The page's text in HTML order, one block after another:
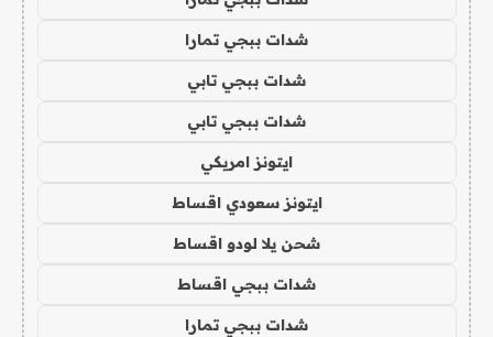
شدات ببجي تمارا
شدات ببجي تابي
شدات ببجي تابي
ايتونز امريكي
ايتونز سعودي اقساط
شحن يلا لودو اقساط
شدات ببجي اقساط
شدات ببجي تمارا